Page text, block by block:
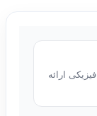
ارائه